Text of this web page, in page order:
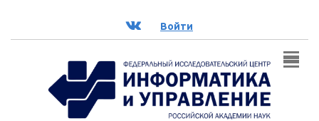
ВК Войти